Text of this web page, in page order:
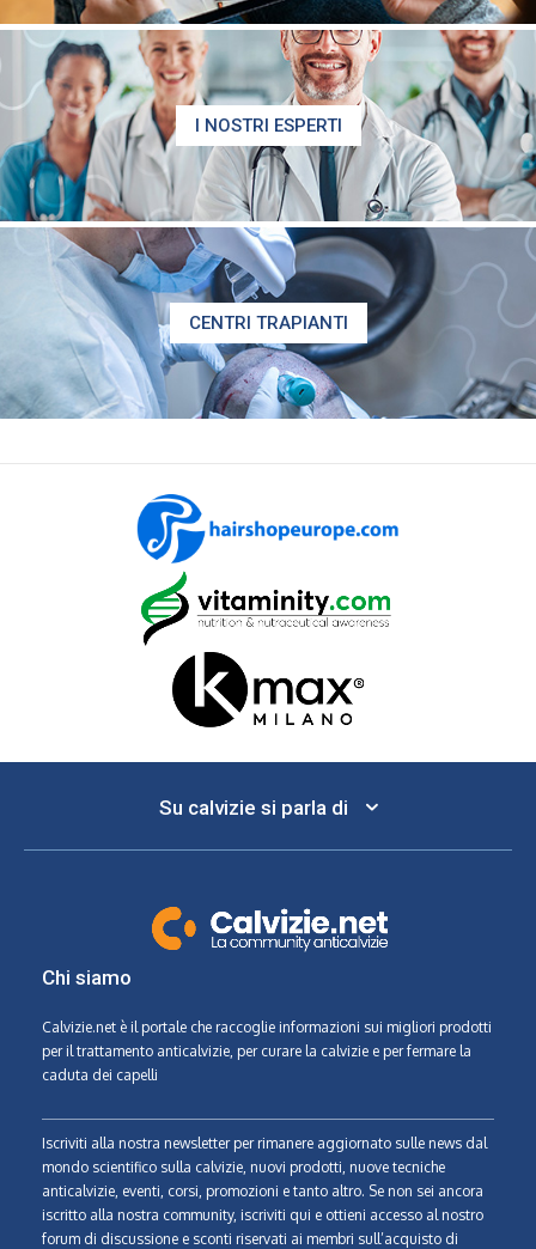
I NOSTRI ESPERTI
CENTRI TRAPIANTI
Su calvizie si parla di
Chi siamo
Calvizie.net è il portale che raccoglie informazioni sui migliori prodotti
per il trattamento anticalvizie, per curare la calvizie e per fermare la
caduta dei capelli
Iscriviti alla nostra newsletter per rimanere aggiornato sulle news dal
mondo scientifico sulla calvizie, nuovi prodotti, nuove tecniche
anticalvizie, eventi, corsi, promozioni e tanto altro. Se non sei ancora
iscritto alla nostra community, iscriviti qui e ottieni accesso al nostro
forum di discussione e sconti riservati ai membri sull’acquisto di